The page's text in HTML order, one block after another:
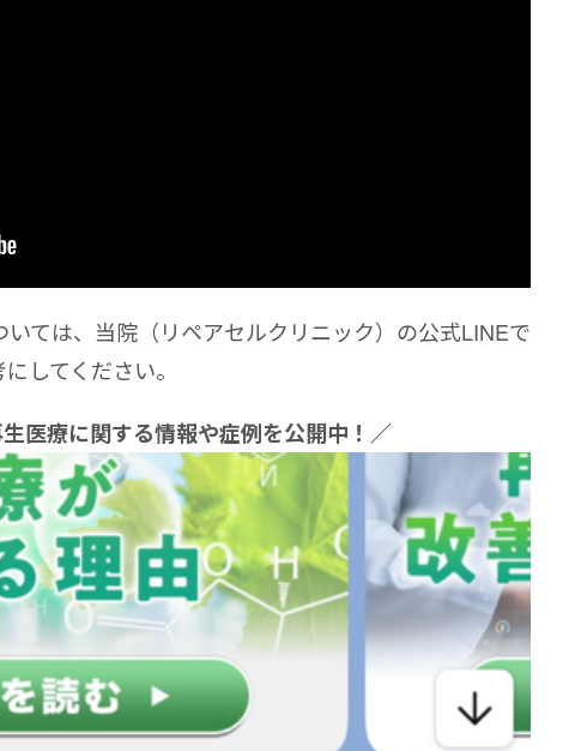
ては、当院（リペアセルクリニック）の公式LINEで
してください。
医療に関する情報や症例を公開中！／